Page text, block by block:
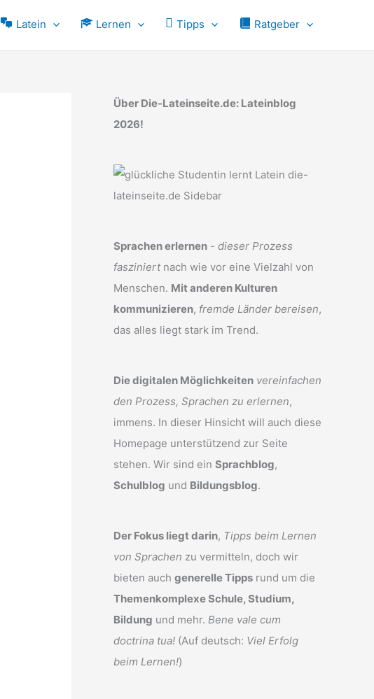
Latein Lernen Tipps Ratgeber
Über Die-Lateinseite.de: Lateinblog
2026!
Sprachen erlernen - dieser Prozess
fasziniertnach wie vor eine Vielzahl von
Menschen. Mit anderen Kulturen
kommunizieren, fremde Länder bereisen,
das alles liegt stark im Trend.
Die digitalen Möglichkeiten vereinfachen
den Prozess, Sprachen zu erlernen,
immens. In dieser Hinsicht will auch diese
Homepage unterstützend zur Seite
stehen. Wir sind ein Sprachblog,
Schulblog und Bildungsblog.
Der Fokus liegt darin, Tipps beim Lernen
von Sprachen zu vermitteln, doch wir
bieten auch generelle Tipps rund um die
Themenkomplexe Schule, Studium,
Bildung und mehr. Bene vale cum
doctrina tua! (Auf deutsch: Viel Erfolg
beim Lernen!)